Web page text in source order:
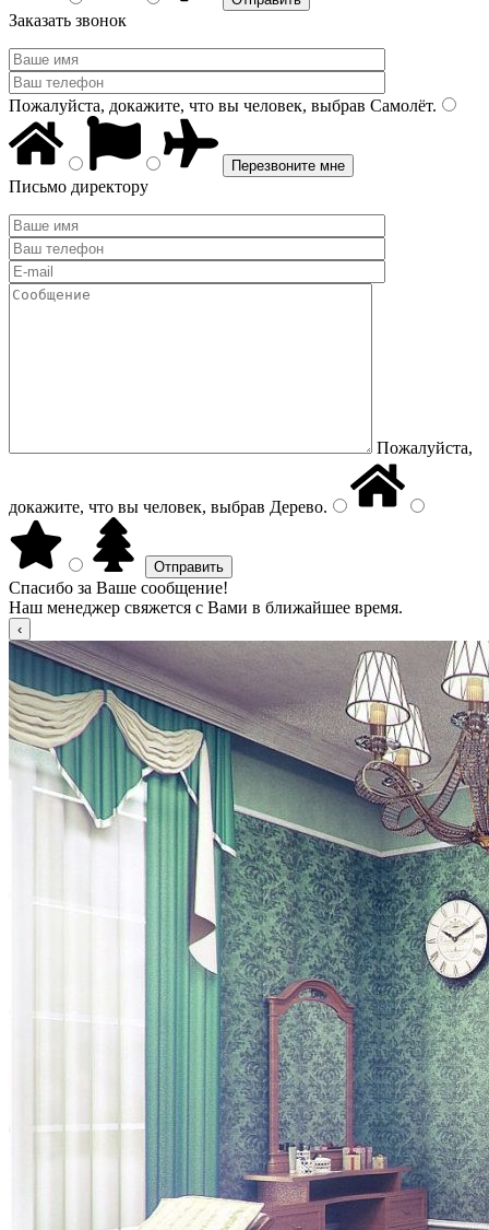
Заказать звонок
Пожалуйста, докажите, что вы человек, выбрав Самолёт.
Письмо директору
Пожалуйста,
докажите, что вы человек, выбрав Дерево.
Спасибо за Ваше сообщение!
Наш менеджер свяжется с Вами в ближайшее время.